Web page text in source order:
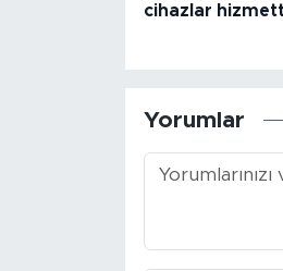
cihazlar
Yorumlar